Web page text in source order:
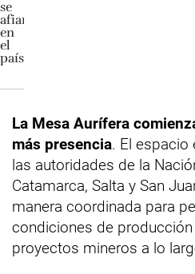
La Mesa Aurífera
más presencia. El
las autoridades de la
Catamarca, Salta y San
manera coordinada para
condiciones de
proyectos mineros a lo